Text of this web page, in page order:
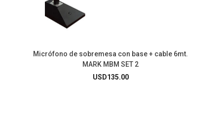
Micrófono de sobremesa con base + cable 6mt.
MARK MBM SET 2
USD135.00